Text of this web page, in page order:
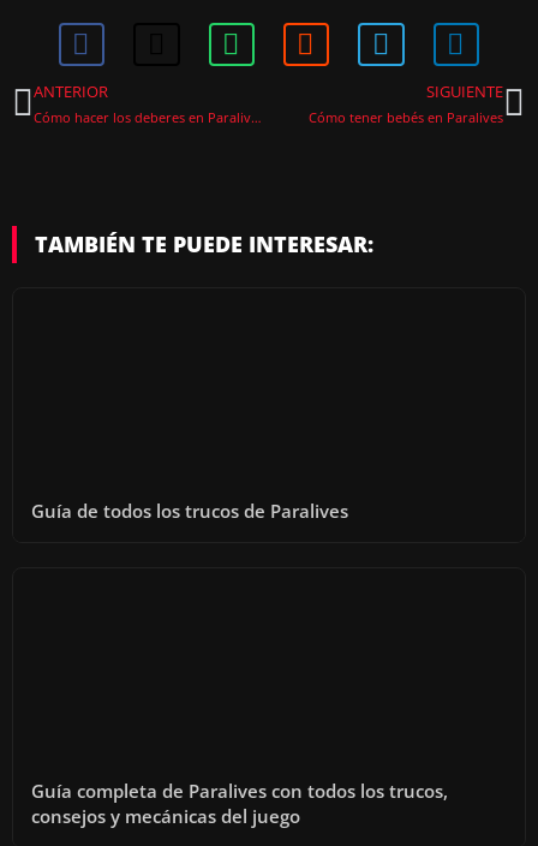
ANTERIOR
Cómo hacer los deberes en Paralives para no bajar tus notas
SIGUIENTE
Cómo tener bebés en Paralives
TAMBIÉN TE PUEDE INTERESAR:
Guía de todos los trucos de Paralives
Guía completa de Paralives con todos los trucos,
consejos y mecánicas del juego